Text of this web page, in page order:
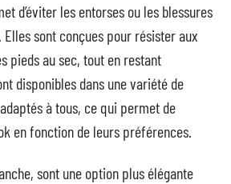
d’éviter les entorses ou les blessures
sont conçues pour résister aux
pieds au sec, tout en restant
disponibles dans une variété de
à tous, ce qui permet de
en fonction de leurs préférences.
sont une option plus élégante